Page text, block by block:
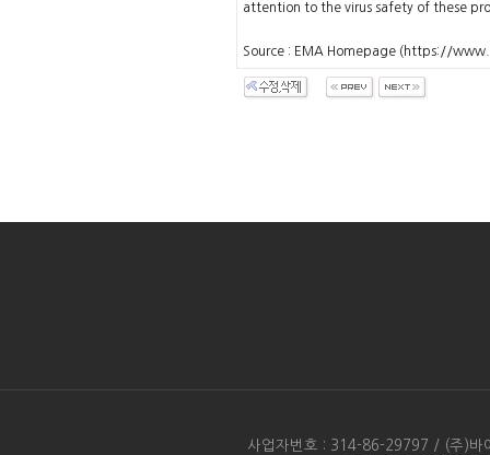
attention to the virus safety of these
Source : EMA Homepage (https://
사업자번호 : 314-86-29797 / (주)바